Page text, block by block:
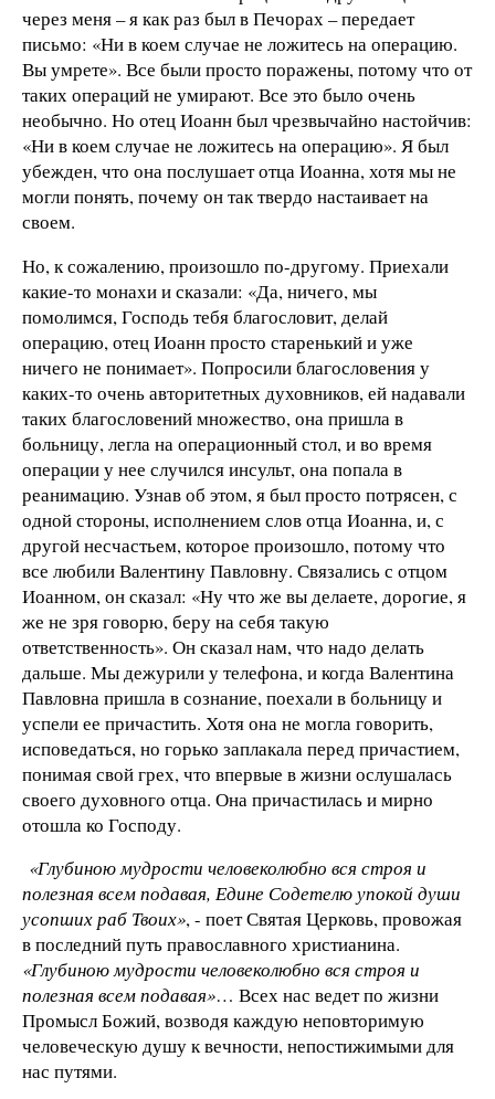
через меня – я как раз был в Печорах – передает
письмо: «Ни в коем случае не ложитесь на операцию.
Вы умрете». Все были просто поражены, потому что от
таких операций не умирают. Все это было очень
необычно. Но отец Иоанн был чрезвычайно настойчив:
«Ни в коем случае не ложитесь на операцию». Я был
убежден, что она послушает отца Иоанна, хотя мы не
могли понять, почему он так твердо настаивает на
своем.
Но, к сожалению, произошло по-другому. Приехали
какие-то монахи и сказали: «Да, ничего, мы
помолимся, Господь тебя благословит, делай
операцию, отец Иоанн просто старенький и уже
ничего не понимает». Попросили благословения у
каких-то очень авторитетных духовников, ей надавали
таких благословений множество, она пришла в
больницу, легла на операционный стол, и во время
операции у нее случился инсульт, она попала в
реанимацию. Узнав об этом, я был просто потрясен, с
одной стороны, исполнением слов отца Иоанна, и, с
другой несчастьем, которое произошло, потому что
все любили Валентину Павловну. Связались с отцом
Иоанном, он сказал: «Ну что же вы делаете, дорогие, я
же не зря говорю, беру на себя такую
ответственность». Он сказал нам, что надо делать
дальше. Мы дежурили у телефона, и когда Валентина
Павловна пришла в сознание, поехали в больницу и
успели ее причастить. Хотя она не могла говорить,
исповедаться, но горько заплакала перед причастием,
понимая свой грех, что впервые в жизни ослушалась
своего духовного отца. Она причастилась и мирно
отошла ко Господу.
«Глубиною мудрости человеколюбно вся строя и
полезная всем подавая, Едине Содетелю упокой души
усопших раб Твоих», - поет Святая Церковь, провожая
в последний путь православного христианина.
«Глубиною мудрости человеколюбно вся строя и
полезная всем подавая»… Всех нас ведет по жизни
Промысл Божий, возводя каждую неповторимую
человеческую душу к вечности, непостижимыми для
нас путями.